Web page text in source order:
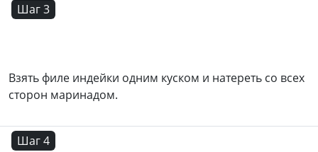
Шаг 3
Взять филе индейки одним куском и натереть со всех
сторон маринадом.
Шаг 4